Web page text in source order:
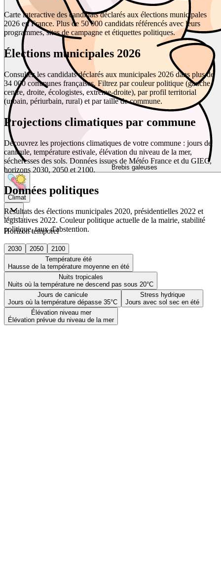
Brebis galeuses
Climat
Horizon temporel
2030 2050
2100
Température été
Hausse de la température moyenne en été
Nuits tropicales
Nuits où la température ne descend pas sous 20°C
Jours de canicule
Jours où la température dépasse 35°C
Stress hydrique
Jours avec sol sec en été
Élévation niveau mer
Élévation prévue du niveau de la mer
Carte interactive des candidats déclarés aux élections municipales
2026 en France. Plus de 50 000 candidats référencés avec leurs
programmes, sites de campagne et étiquettes politiques.
Élections municipales 2026
Consultez les candidats déclarés aux municipales 2026 dans plus de
34 000 communes françaises. Filtrez par couleur politique (gauche,
centre, droite, écologistes, extrême-droite), par profil territorial
(urbain, périurbain, rural) et par taille de commune.
Projections climatiques par commune
Découvrez les projections climatiques de votre commune : jours de
canicule, température estivale, élévation du niveau de la mer,
sécheresses des sols. Données issues de Météo France et du GIEC,
horizons 2030, 2050 et 2100.
Données politiques
Résultats des élections municipales 2020, présidentielles 2022 et
législatives 2022. Couleur politique actuelle de la mairie, stabilité
politique, taux d'abstention.